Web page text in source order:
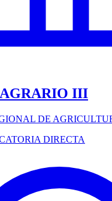
III
DE
DIRECTA